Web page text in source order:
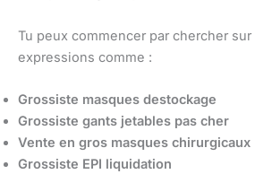
Tu peux commencer par chercher
expressions comme :
Grossiste masques destockage
Grossiste gants jetables pas cher
Vente en gros masques chirurgicaux
Grossiste EPI liquidation